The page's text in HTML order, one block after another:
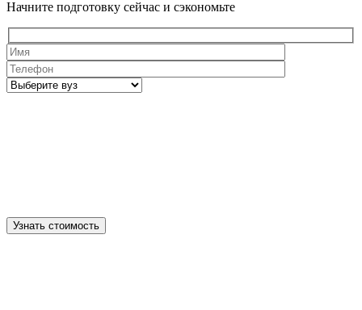
Начните подготовку сейчас и сэкономьте
Узнать стоимость